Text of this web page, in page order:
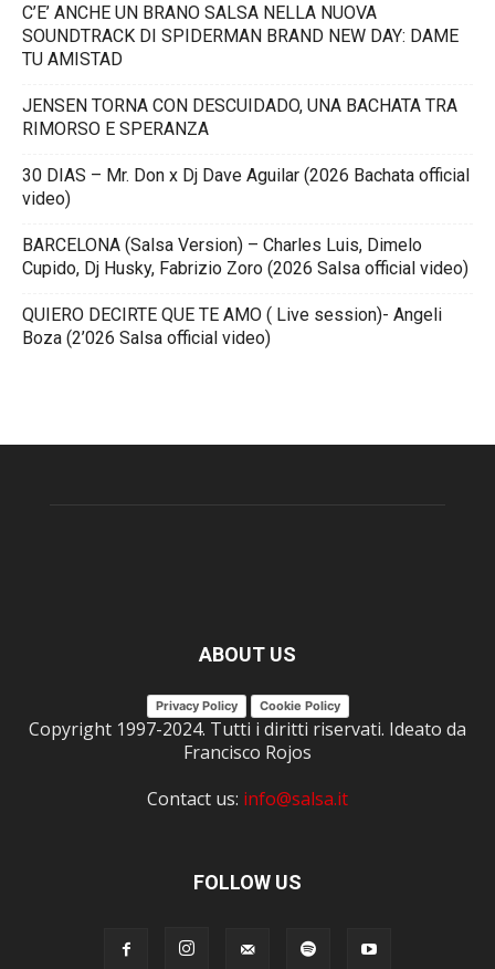
C’E’ ANCHE UN BRANO SALSA NELLA NUOVA
SOUNDTRACK DI SPIDERMAN BRAND NEW DAY: DAME
TU AMISTAD
JENSEN TORNA CON DESCUIDADO, UNA BACHATA TRA
RIMORSO E SPERANZA
30 DIAS – Mr. Don x Dj Dave Aguilar (2026 Bachata official
video)
BARCELONA (Salsa Version) – Charles Luis, Dimelo
Cupido, Dj Husky, Fabrizio Zoro (2026 Salsa official video)
QUIERO DECIRTE QUE TE AMO ( Live session)- Angeli
Boza (2’026 Salsa official video)
ABOUT US
Privacy Policy Cookie Policy
Copyright 1997-2024. Tutti i diritti riservati. Ideato da
Francisco Rojos
Contact us: info@salsa.it
FOLLOW US